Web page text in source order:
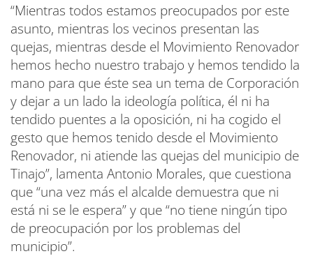
“Mientras todos estamos preocupados por este
asunto, mientras los vecinos presentan las
quejas, mientras desde el Movimiento Renovador
hemos hecho nuestro trabajo y hemos tendido la
mano para que éste sea un tema de Corporación
y dejar a un lado la ideología política, él ni ha
tendido puentes a la oposición, ni ha cogido el
gesto que hemos tenido desde el Movimiento
Renovador, ni atiende las quejas del municipio de
Tinajo”, lamenta Antonio Morales, que cuestiona
que “una vez más el alcalde demuestra que ni
está ni se le espera” y que “no tiene ningún tipo
de preocupación por los problemas del
municipio”.